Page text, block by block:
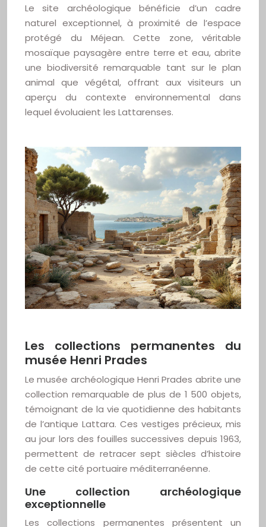
Le site archéologique bénéficie d’un cadre
naturel exceptionnel, à proximité de l’espace
protégé du Méjean. Cette zone, véritable
mosaïque paysagère entre terre et eau, abrite
une biodiversité remarquable tant sur le plan
animal que végétal, offrant aux visiteurs un
aperçu du contexte environnemental dans
lequel évoluaient les Lattarenses.
Les collections permanentes du
musée Henri Prades
Le musée archéologique Henri Prades abrite une
collection remarquable de plus de 1 500 objets,
témoignant de la vie quotidienne des habitants
de l’antique Lattara. Ces vestiges précieux, mis
au jour lors des fouilles successives depuis 1963,
permettent de retracer sept siècles d’histoire
de cette cité portuaire méditerranéenne.
Une collection archéologique
exceptionnelle
Les collections permanentes présentent un